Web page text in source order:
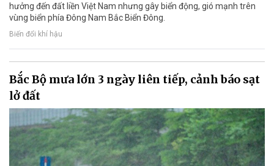
hưởng đến đất liền Việt Nam nhưng gây biển động, gió mạnh trên
vùng biển phía Đông Nam Bắc Biển Đông.
Biến đổi khí hậu
Bắc Bộ mưa lớn 3 ngày liên tiếp, cảnh báo sạt
lở đất